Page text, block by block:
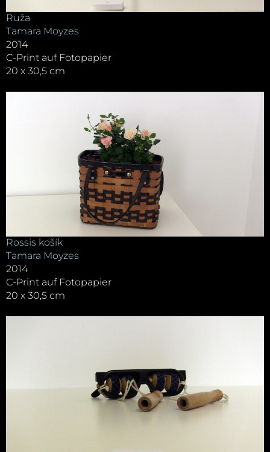
Ruža
Tamara Moyzes
2014
C-Print auf Fotopapier
20 x 30,5 cm
Rossis košík
Tamara Moyzes
2014
C-Print auf Fotopapier
20 x 30,5 cm